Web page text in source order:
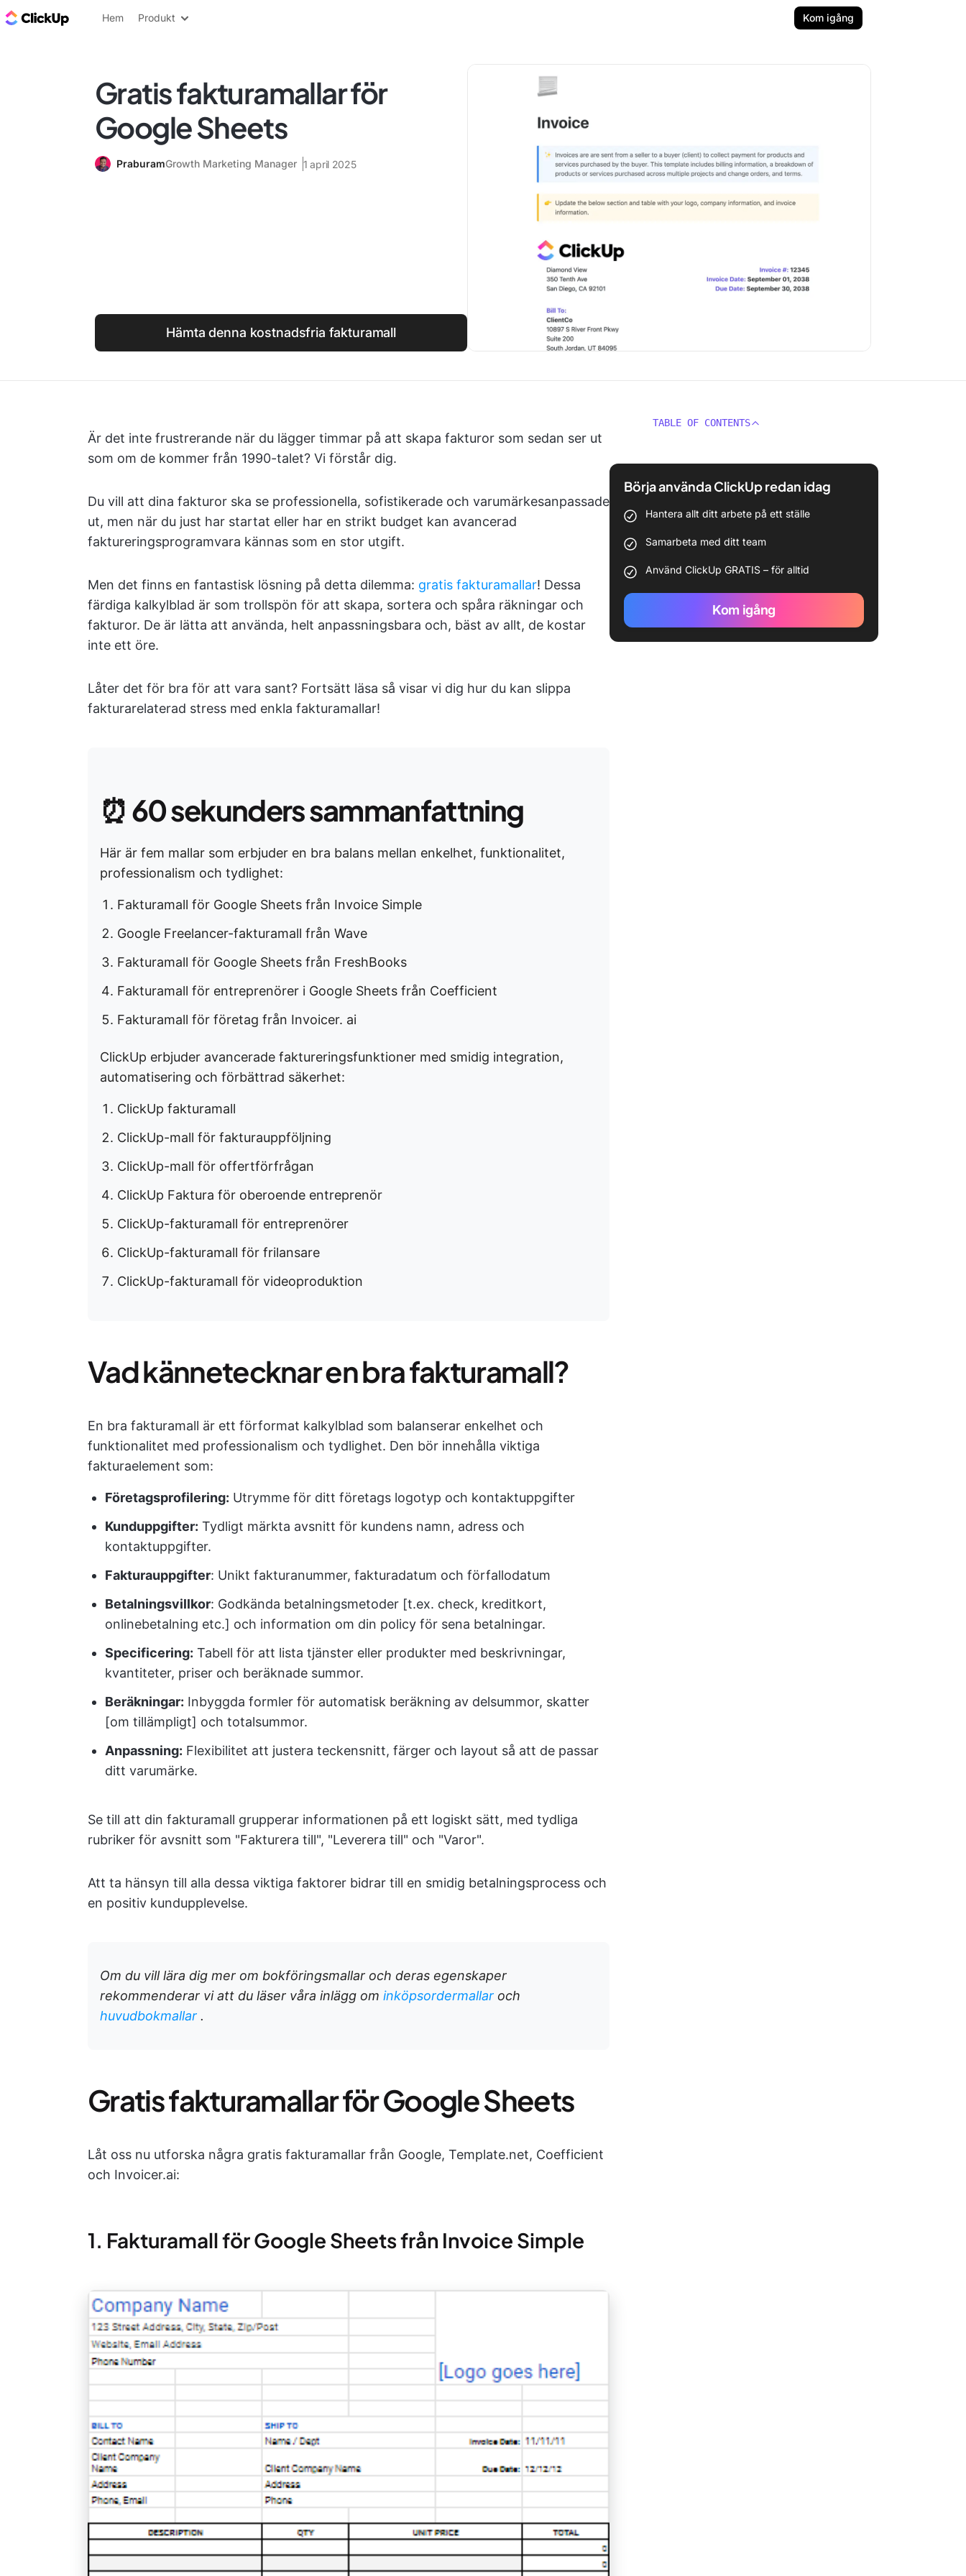
ClickUp-bloggen
Hem Produkt Kom igång
Gratis fakturamallar för
Google Sheets
PraburamGrowth Marketing Manager 1 april 2025
Hämta denna kostnadsfria fakturamall
Är det inte frustrerande när du lägger timmar på att skapa fakturor som sedan ser ut
som om de kommer från 1990-talet? Vi förstår dig.
Du vill att dina fakturor ska se professionella, sofistikerade och varumärkesanpassade
ut, men när du just har startat eller har en strikt budget kan avancerad
faktureringsprogramvara kännas som en stor utgift.
Men det finns en fantastisk lösning på detta dilemma: gratis fakturamallar! Dessa
färdiga kalkylblad är som trollspön för att skapa, sortera och spåra räkningar och
fakturor. De är lätta att använda, helt anpassningsbara och, bäst av allt, de kostar
inte ett öre.
Låter det för bra för att vara sant? Fortsätt läsa så visar vi dig hur du kan slippa
fakturarelaterad stress med enkla fakturamallar!
⏰60 sekunders sammanfattning
Här är fem mallar som erbjuder en bra balans mellan enkelhet, funktionalitet,
professionalism och tydlighet:
Fakturamall för Google Sheets från Invoice Simple
Google Freelancer-fakturamall från Wave
Fakturamall för Google Sheets från FreshBooks
Fakturamall för entreprenörer i Google Sheets från Coefficient
Fakturamall för företag från Invoicer. ai
ClickUp erbjuder avancerade faktureringsfunktioner med smidig integration,
automatisering och förbättrad säkerhet:
ClickUp fakturamall
ClickUp-mall för fakturauppföljning
ClickUp-mall för offertförfrågan
ClickUp Faktura för oberoende entreprenör
ClickUp-fakturamall för entreprenörer
ClickUp-fakturamall för frilansare
ClickUp-fakturamall för videoproduktion
Vad kännetecknar en bra fakturamall?
En bra fakturamall är ett förformat kalkylblad som balanserar enkelhet och
funktionalitet med professionalism och tydlighet. Den bör innehålla viktiga
fakturaelement som:
Företagsprofilering: Utrymme för ditt företags logotyp och kontaktuppgifter
Kunduppgifter: Tydligt märkta avsnitt för kundens namn, adress och
kontaktuppgifter.
Fakturauppgifter: Unikt fakturanummer, fakturadatum och förfallodatum
Betalningsvillkor: Godkända betalningsmetoder [t.ex. check, kreditkort,
onlinebetalning etc.] och information om din policy för sena betalningar.
Specificering: Tabell för att lista tjänster eller produkter med beskrivningar,
kvantiteter, priser och beräknade summor.
Beräkningar: Inbyggda formler för automatisk beräkning av delsummor, skatter
[om tillämpligt] och totalsummor.
Anpassning: Flexibilitet att justera teckensnitt, färger och layout så att de passar
ditt varumärke.
Se till att din fakturamall grupperar informationen på ett logiskt sätt, med tydliga
rubriker för avsnitt som "Fakturera till", "Leverera till" och "Varor".
Att ta hänsyn till alla dessa viktiga faktorer bidrar till en smidig betalningsprocess och
en positiv kundupplevelse.
Om du vill lära dig mer om bokföringsmallar och deras egenskaper
rekommenderar vi att du läser våra inlägg om inköpsordermallar och
huvudbokmallar .
Gratis fakturamallar för Google Sheets
Låt oss nu utforska några gratis fakturamallar från Google, Template.net, Coefficient
och Invoicer.ai:
1. Fakturamall för Google Sheets från Invoice Simple
TABLE OF CONTENTS
Börja använda ClickUp redan idag
Hantera allt ditt arbete på ett ställe
Samarbeta med ditt team
Använd ClickUp GRATIS – för alltid
Kom igång